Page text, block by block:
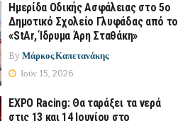
Ημερίδα Οδικής Ασφάλειας στο 5ο
Δημοτικό Σχολείο Γλυφάδας από το
«StAr, Ίδρυμα Άρη Σταθάκη»
By Μάρκος Καπετανάκης
Ιούν 15, 2026
EXPO Racing: Θα ταράξει τα νερά
στις 13 και 14 Ιουνίου στο